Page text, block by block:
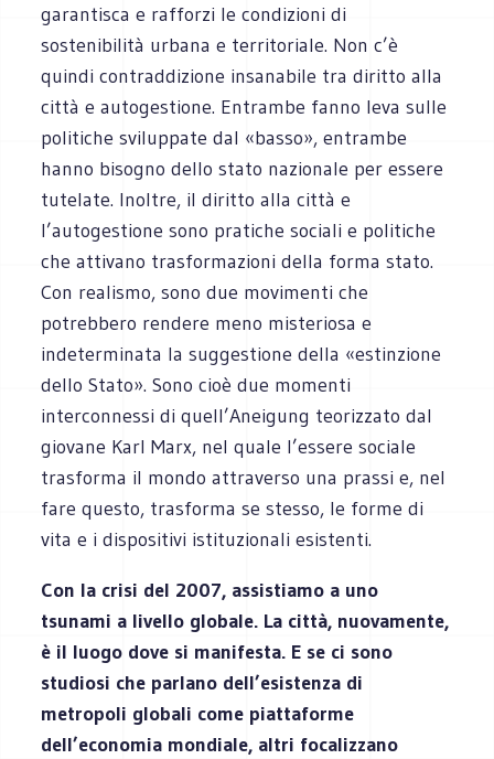
garantisca e rafforzi le condizioni di
sostenibilità urbana e territoriale. Non c’è
quindi contraddizione insanabile tra diritto alla
città e autogestione. Entrambe fanno leva sulle
politiche sviluppate dal «basso», entrambe
hanno bisogno dello stato nazionale per essere
tutelate. Inoltre, il diritto alla città e
l’autogestione sono pratiche sociali e politiche
che attivano trasformazioni della forma stato.
Con realismo, sono due movimenti che
potrebbero rendere meno misteriosa e
indeterminata la suggestione della «estinzione
dello Stato». Sono cioè due momenti
interconnessi di quell’Aneigung teorizzato dal
giovane Karl Marx, nel quale l’essere sociale
trasforma il mondo attraverso una prassi e, nel
fare questo, trasforma se stesso, le forme di
vita e i dispositivi istituzionali esistenti.
Con la crisi del 2007, assistiamo a uno
tsunami a livello globale. La città, nuovamente,
è il luogo dove si manifesta. E se ci sono
studiosi che parlano dell’esistenza di
metropoli globali come piattaforme
dell’economia mondiale, altri focalizzano